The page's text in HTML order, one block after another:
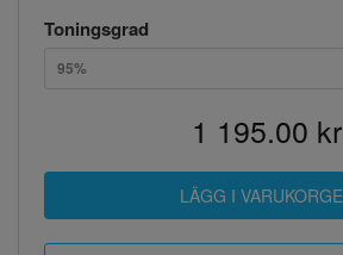
Toningsgrad
95%
1 195.00 kr